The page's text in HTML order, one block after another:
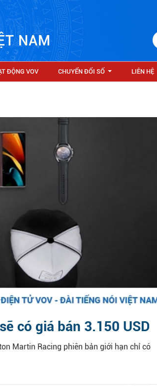
NAM
ĐỘNG VOV CHUYỂN ĐỔI SỐ LIÊN HỆ
có giá bán 3.150 USD
Martin Racing phiên bản giới hạn chỉ có